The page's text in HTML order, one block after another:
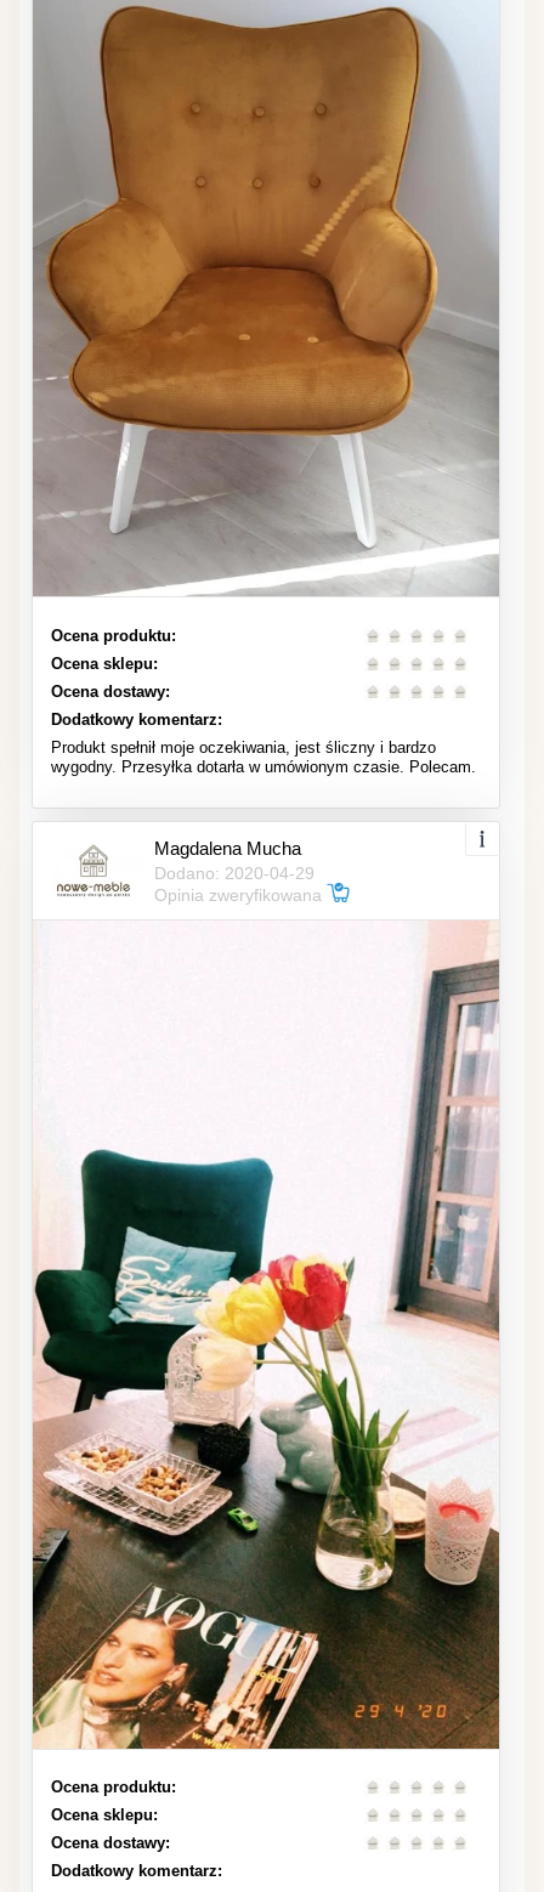
Ocena produktu:
Ocena sklepu:
Ocena dostawy:
Dodatkowy komentarz:
Produkt spełnił moje oczekiwania, jest śliczny i bardzo
wygodny. Przesyłka dotarła w umówionym czasie. Polecam.
Magdalena Mucha
Dodano: 2020-04-29
Opinia zweryfikowana
Ocena produktu:
Ocena sklepu:
Ocena dostawy:
Dodatkowy komentarz: